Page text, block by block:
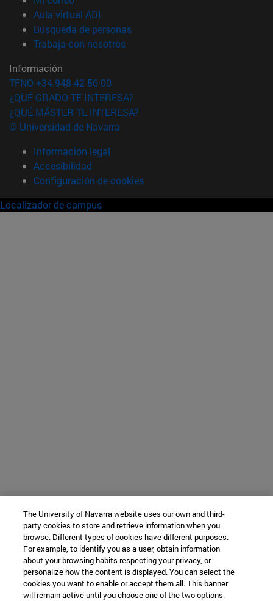
Aula virtual ADI
Búsqueda de personas(abre en nueva ventana)
Trabaja con nosotros(abre en nueva ventana)
Información
TFNO +34 948 42 56 00
¿QUÉ GRADO TE INTERESA?
¿QUÉ MÁSTER TE INTERESA?
© Universidad de Navarra
Información legal
Accesibilidad
Configuración de cookies
Localizador de campus
The University of Navarra website uses our own and third-
party cookies to store and retrieve information when you
browse. Different types of cookies have different purposes.
For example, to identify you as a user, obtain information
about your browsing habits respecting your privacy, or
personalize how the content is displayed. You can select the
cookies you want to enable or accept them all. This banner
will remain active until you choose one of the two options.